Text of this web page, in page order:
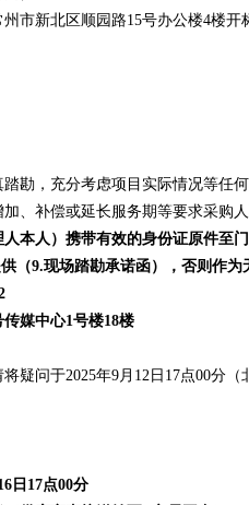
市新北区顺园路15号办公楼4楼开
勘，充分考虑项目实际情况等任
、补偿或延长服务期等要求采购人
本人）携带有效的身份证原件至
（9.现场踏勘承诺函）
，否则作为
传媒中心1号楼18楼
将疑问于2025年9月 12 日 17点00分（
日 17点00分